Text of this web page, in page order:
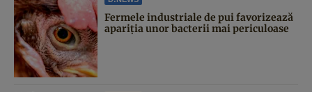
Fermele industriale de pui favorizează
apariția unor bacterii mai periculoase